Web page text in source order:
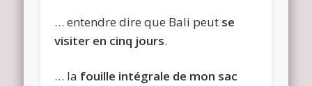
… entendre dire que Bali peut se
visiter en cinq jours.
… la fouille intégrale de mon sac